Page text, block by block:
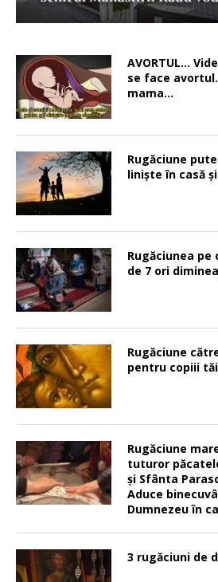
AVORTUL…
se face
mama…
Rugăciune
linişte în casă
Rugăciunea
de 7 ori
Rugăciune
pentru copiii tăi
Rugăciune
tuturor
şi Sfânta
Aduce
Dumnezeu în
3 rugăciuni de